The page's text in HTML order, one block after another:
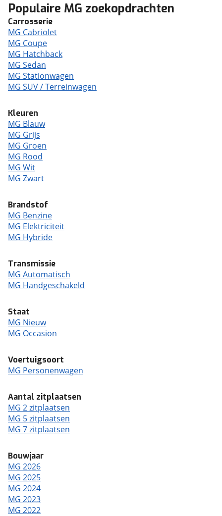
Populaire MG zoekopdrachten
Carrosserie
MG Cabriolet
MG Coupe
MG Hatchback
MG Sedan
MG Stationwagen
MG SUV / Terreinwagen
Kleuren
MG Blauw
MG Grijs
MG Groen
MG Rood
MG Wit
MG Zwart
Brandstof
MG Benzine
MG Elektriciteit
MG Hybride
Transmissie
MG Automatisch
MG Handgeschakeld
Staat
MG Nieuw
MG Occasion
Voertuigsoort
MG Personenwagen
Aantal zitplaatsen
MG 2 zitplaatsen
MG 5 zitplaatsen
MG 7 zitplaatsen
Bouwjaar
MG 2026
MG 2025
MG 2024
MG 2023
MG 2022